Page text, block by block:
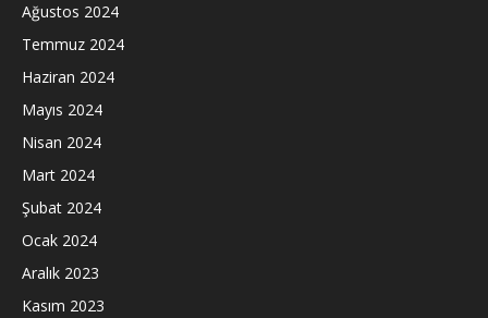
Ağustos 2024
Temmuz 2024
Haziran 2024
Mayıs 2024
Nisan 2024
Mart 2024
Şubat 2024
Ocak 2024
Aralık 2023
Kasım 2023